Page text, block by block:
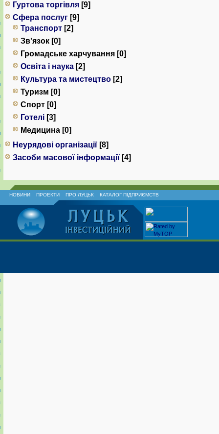
Гуртова торгівля [9]
Сфера послуг [9]
Транспорт [2]
Зв'язок [0]
Громадське харчування [0]
Освіта і наука [2]
Культура та мистецтво [2]
Туризм [0]
Спорт [0]
Готелі [3]
Медицина [0]
Неурядові організації [8]
Засоби масової інформації [4]
НОВИНИ ПРОЕКТИ ПРО ЛУЦЬК КАТАЛОГ ПІДПРИЄМСТВ